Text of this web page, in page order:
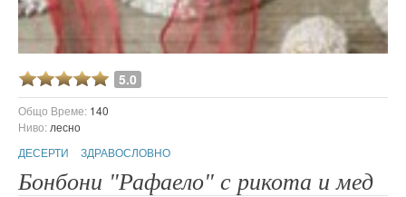
5.0
Общо Време: 140
Ниво: лесно
ДЕСЕРТИ
ЗДРАВОСЛОВНО
Бонбони "Рафаело" с рикота и мед